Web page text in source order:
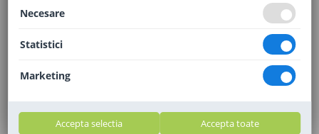
Necesare
Statistici
Marketing
Accepta selectia Accepta toate